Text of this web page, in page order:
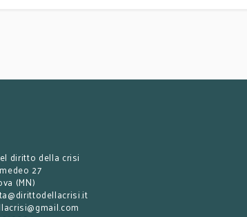
diritto della crisi
27
(MN)